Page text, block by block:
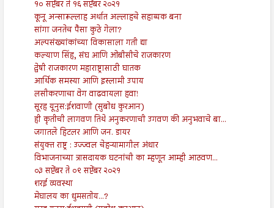
१० सप्टेंबर ते १६ सप्टेंबर २०२१
कूनू अन्सारूल्लाह अर्थात अल्लाहचे सहाय्यक बना
सांगा जनतेच पैसा कुठे गेला?
अल्पसंख्यांकांच्या विकासाला गती द्या
कल्याण सिंह, संघ आणि ओबीसीचे राजकारण
द्वेषी राजकारण महाराष्ट्रासाठी घातक
आर्थिक समस्या आणि इस्लामी उपाय
लसीकरणाचा वेग वाढवायला हवा!
सूरह यूनुस:ईशवाणी (सुबोध कुरआन)
ही कृतीची लागवण तिथे अनुकरणाची उगवण की अनुभवाचे बा...
जगातले हिटलर आणि जन. डायर
संयुक्त राष्ट्र : उज्ज्वल चेहऱ्यामागील अंधार
विभाजनाच्या त्रासदायक घटनांची का म्हणून आम्ही आठवण...
०३ सप्टेंबर ते ०९ सप्टेंबर २०२१
शरई व्यवस्था
मेघालय का धुमसतोय...?